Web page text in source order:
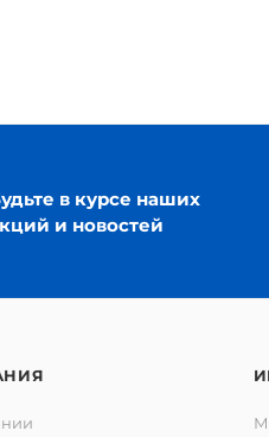
в курсе наших
и новостей